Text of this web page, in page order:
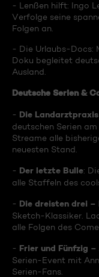
- Lenßen hilft: Ingo
Verfolge seine
Folgen an.
- Die Urlaubs-Docs:
Doku begleitet
Ausland.
Deutsche Serien &
- Die Landarztpraxis
deutschen Serien
Streame alle
neuesten Stand.
- Der letzte Bulle:
alle Staffeln des
- Die dreisten drei –
Sketch-Klassiker.
alle Folgen des
- Frier und Fünfzig
Serien-Event mit
Serien-Fans.